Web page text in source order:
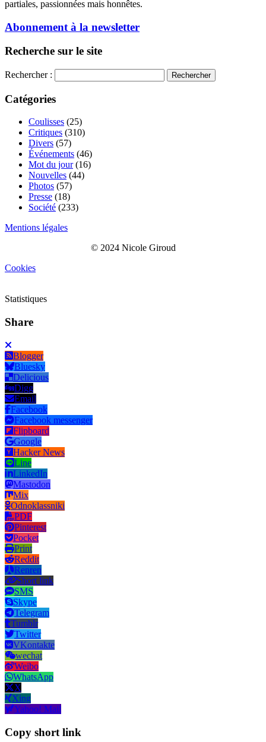
partiales, passionnées mais honnêtes.
Abonnement à la newsletter
Recherche sur le site
Rechercher :
Catégories
Coulisses (25)
Critiques (310)
Divers (57)
Événements (46)
Mot du jour(16)
Nouvelles (44)
Photos (57)
Presse (18)
Société (233)
Mentions légales
© 2024 Nicole Giroud
Cookies
Statistiques
Share
Blogger
Bluesky
Delicious
Digg
Email
Facebook
Facebook messenger
Flipboard
Google
Hacker News
Line
LinkedIn
Mastodon
Mix
Odnoklassniki
PDF
Pinterest
Pocket
Print
Reddit
Renren
Short link
SMS
Skype
Telegram
Tumblr
Twitter
VKontakte
wechat
Weibo
WhatsApp
X
Xing
Yahoo! Mail
Copy short link